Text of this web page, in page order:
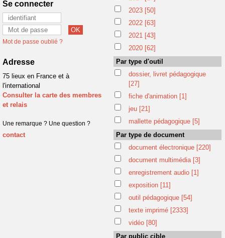
Se connecter
Mot de passe oublié ?
Adresse
75 lieux en France et à
l'international
Consulter la carte des membres
et relais
Une remarque ? Une question ?
contact
2023 [50]
2022 [63]
2021 [43]
2020 [62]
Par type d'outil
dossier, livret pédagogique
[27]
fiche d'animation [1]
jeu [21]
mallette pédagogique [5]
Par type de document
document électronique [220]
document multimédia [3]
enregistrement audio [1]
exposition [11]
outil pédagogique [54]
texte imprimé [2333]
vidéo [80]
Par public cible